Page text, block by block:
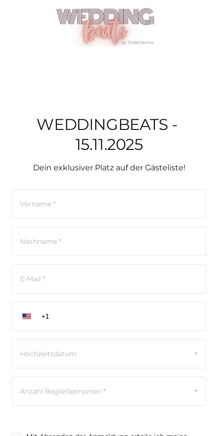
WEDDINGBEATS -
15.11.2025
Dein exklusiver Platz auf der Gästeliste!
Hochzeitsdatum
Anzahl Begleitpersonen *